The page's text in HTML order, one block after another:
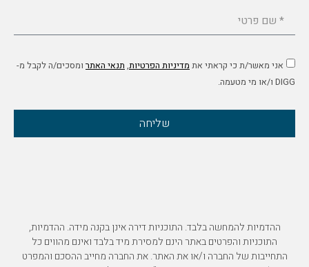
אני מאשר/ת כי קראתי את מדיניות הפרטיות, תנאי האתר ומסכים/ה לקבל מ-
DIGG ו/או מי מטעמה.
שליחה
ההדמיות להמחשה בלבד. התוכניות דירה אינן בקנה מידה. ההדמיות,
התוכניות והפרטים באתר הינם למסירת מיד בלבד ואינם מהווים כל
התחייבות של החברה ו/או את האתר. את החברה מחייב ההסכם והמפרט